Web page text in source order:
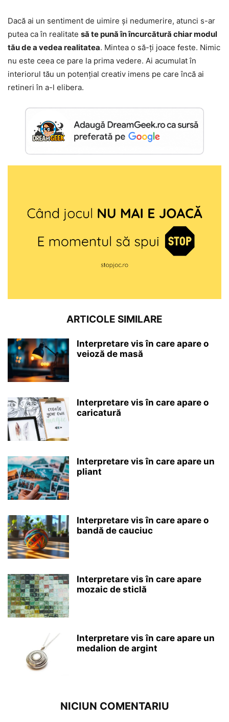
Dacă ai un sentiment de uimire și nedumerire, atunci s-ar
putea ca în realitate să te pună în încurcătură chiar modul
tău de a vedea realitatea. Mintea o să-ți joace feste. Nimic
nu este ceea ce pare la prima vedere. Ai acumulat în
interiorul tău un potențial creativ imens pe care încă ai
retineri în a-l elibera.
ARTICOLE SIMILARE
Interpretare vis în care apare o
veioză de masă
Interpretare vis în care apare o
caricatură
Interpretare vis în care apare un
pliant
Interpretare vis în care apare o
bandă de cauciuc
Interpretare vis în care apare
mozaic de sticlă
Interpretare vis în care apare un
medalion de argint
NICIUN COMENTARIU